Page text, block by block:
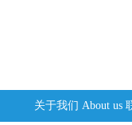
关于我们 About us